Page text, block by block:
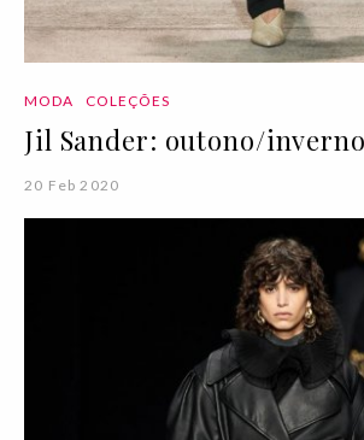
MODA COLEÇÕES
Jil Sander: outono/
20 Feb 2020